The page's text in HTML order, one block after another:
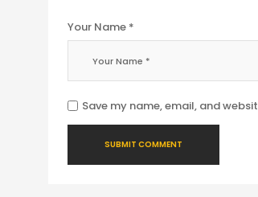
Your Name *
Save my name, email, and